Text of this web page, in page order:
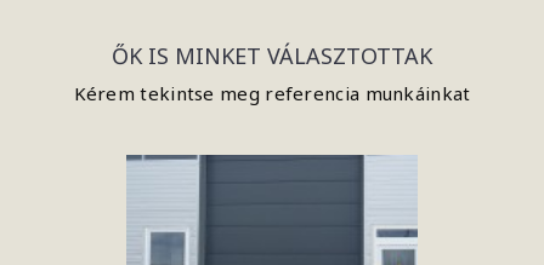
ŐK IS MINKET VÁLASZTOTTAK
Kérem tekintse meg referencia munkáinkat